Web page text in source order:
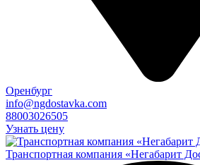
Оренбург
info@ngdostavka.com
88003026505
Узнать цену
Транспортная компания «Негабарит